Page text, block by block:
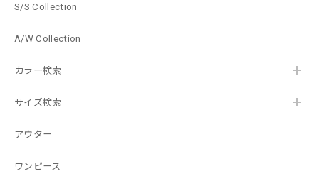
S/S Collection
A/W Collection
カラー検索
サイズ検索
アウター
ワンピース